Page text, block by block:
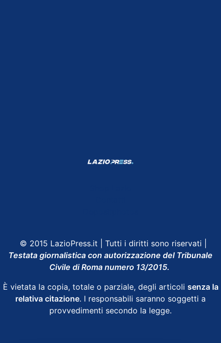
© 2015 LazioPress.it | Tutti i diritti sono riservati |
Testata giornalistica con autorizzazione del Tribunale
Civile di Roma numero 13/2015.
È vietata la copia, totale o parziale, degli articoli senza la
relativa citazione. I responsabili saranno soggetti a
provvedimenti secondo la legge.